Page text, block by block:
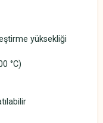
yüksekliği
°C)